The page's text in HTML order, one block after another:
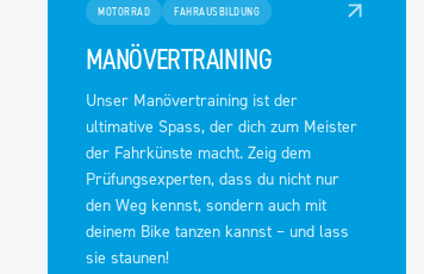
MOTORRAD FAHRAUSBILDUNG
MANÖVERTRAINING
Unser Manövertraining ist der
ultimative Spass, der dich zum Meister
der Fahrkünste macht. Zeig dem
Prüfungsexperten, dass du nicht nur
den Weg kennst, sondern auch mit
deinem Bike tanzen kannst – und lass
sie staunen!